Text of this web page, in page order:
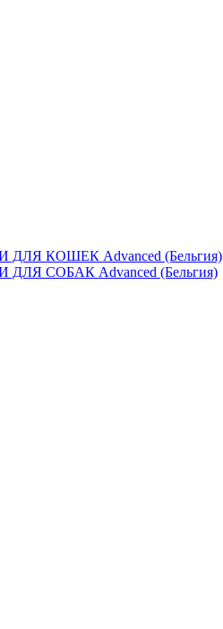
КОШЕК Advanced (Бельгия)
СОБАК Advanced (Бельгия)